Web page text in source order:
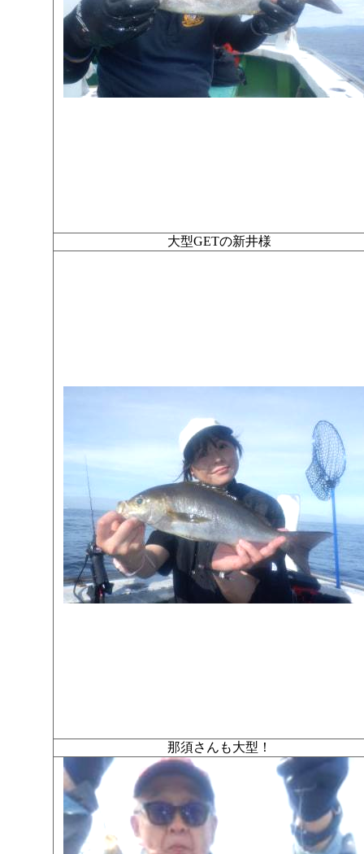
大型GETの新井様
那須さんも大型！